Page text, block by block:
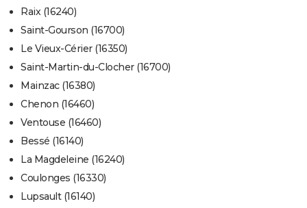
Raix (16240)
Saint-Gourson (16700)
Le Vieux-Cérier (16350)
Saint-Martin-du-Clocher (16700)
Mainzac (16380)
Chenon (16460)
Ventouse (16460)
Bessé (16140)
La Magdeleine (16240)
Coulonges (16330)
Lupsault (16140)